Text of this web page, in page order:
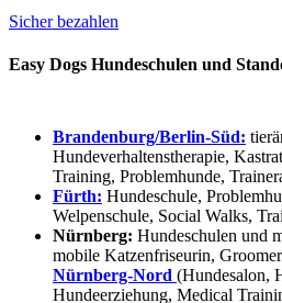
Sicher bezahlen
Easy Dogs Hundeschulen und
Brandenburg/Berlin-Süd:
Hundeverhaltenstherapie,
Training, Problemhunde,
Fürth: Hundeschule,
Welpenschule, Social Walks,
Nürnberg: Hundeschulen und
mobile Katzenfriseurin, Groomer
Nürnberg-Nord (Hundesalon,
Hundeerziehung, Medical